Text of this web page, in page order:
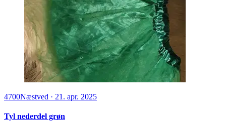
4700Næstved · 21. apr. 2025
Tyl nederdel grøn